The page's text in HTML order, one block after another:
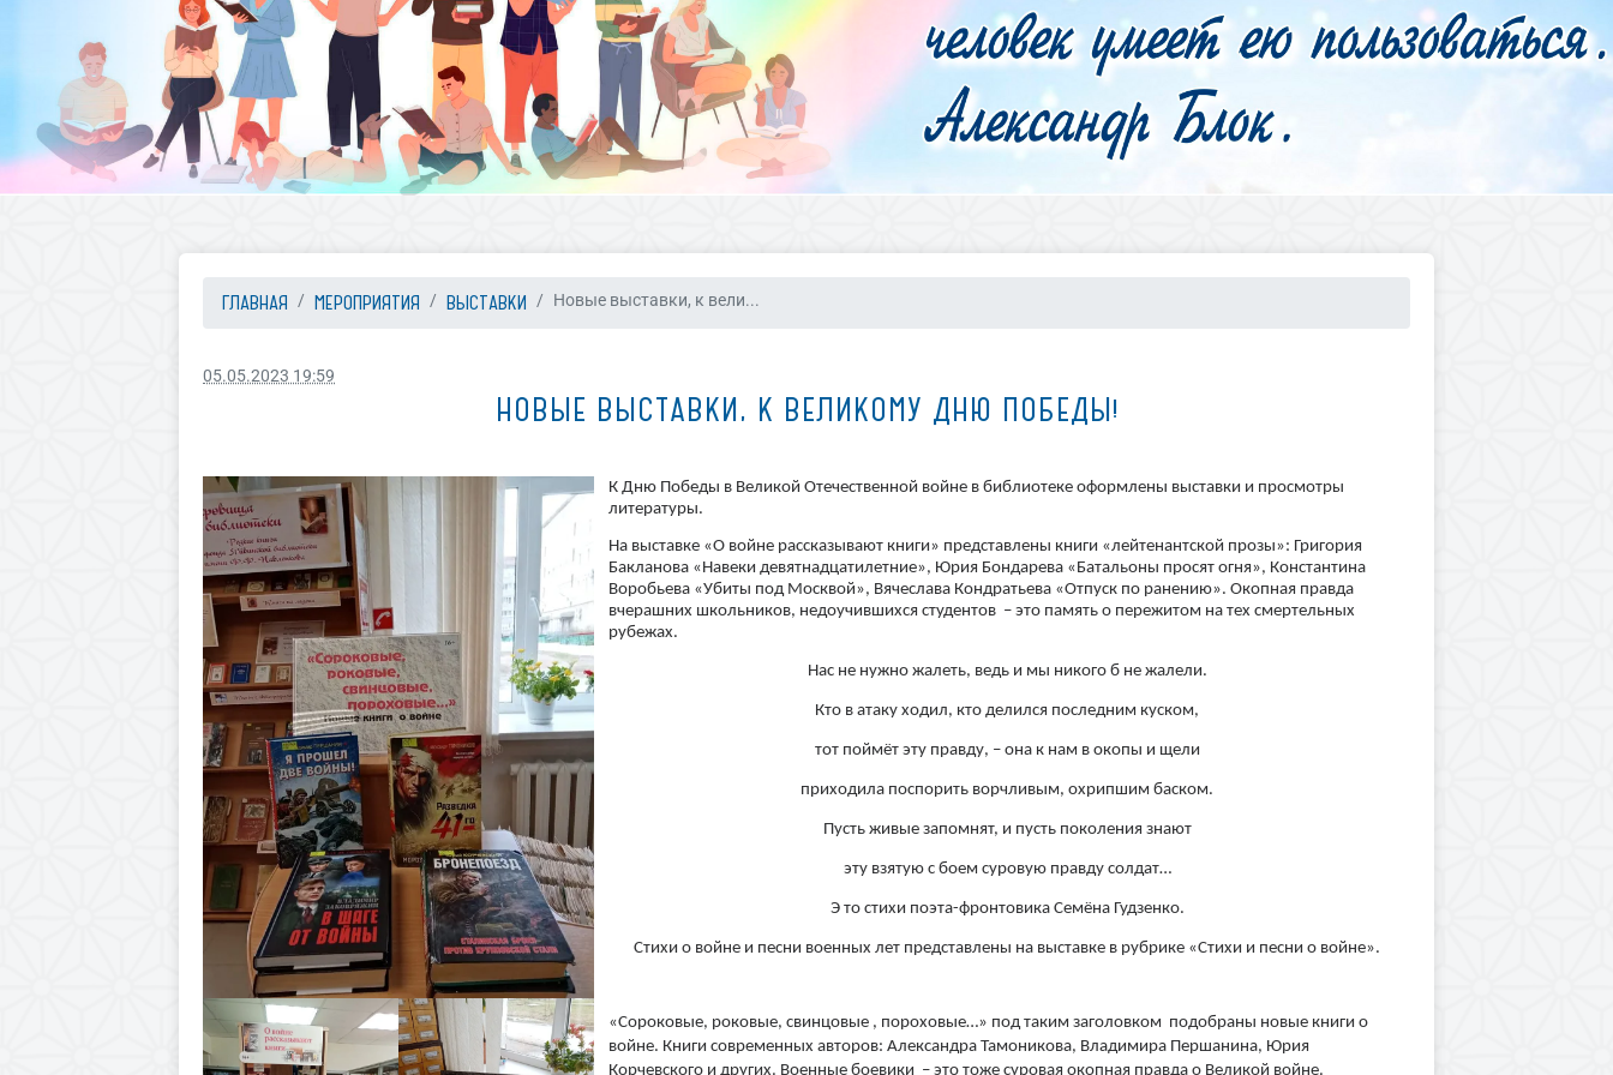
ГЛАВНАЯ МЕРОПРИЯТИЯ ВЫСТАВКИ Новые выставки, к вели...
05.05.2023 19:59
НОВЫЕ ВЫСТАВКИ, К ВЕЛИКОМУ ДНЮ ПОБЕДЫ!
К Дню Победы в Великой Отечественной войне в библиотеке оформлены выставки и просмотры
литературы.
На выставке «О войне рассказывают книги» представлены книги «лейтенантской прозы»: Григория
Бакланова «Навеки девятнадцатилетние», Юрия Бондарева «Батальоны просят огня», Константина
Воробьева «Убиты под Москвой», Вячеслава Кондратьева «Отпуск по ранению». Окопная правда
вчерашних школьников, недоучившихся студентов – это память о пережитом на тех смертельных
рубежах.
Нас не нужно жалеть, ведь и мы никого б не жалели.
Кто в атаку ходил, кто делился последним куском,
тот поймёт эту правду, – она к нам в окопы и щели
приходила поспорить ворчливым, охрипшим баском.
Пусть живые запомнят, и пусть поколения знают
эту взятую с боем суровую правду солдат…
Э то стихи поэта-фронтовика Семёна Гудзенко.
Стихи о войне и песни военных лет представлены на выставке в рубрике «Стихи и песни о войне».
«Сороковые, роковые, свинцовые , пороховые…» под таким заголовком подобраны новые книги о
войне. Книги современных авторов: Александра Тамоникова, Владимира Першанина, Юрия
Корчевского и других. Военные боевики – это тоже суровая окопная правда о Великой войне.